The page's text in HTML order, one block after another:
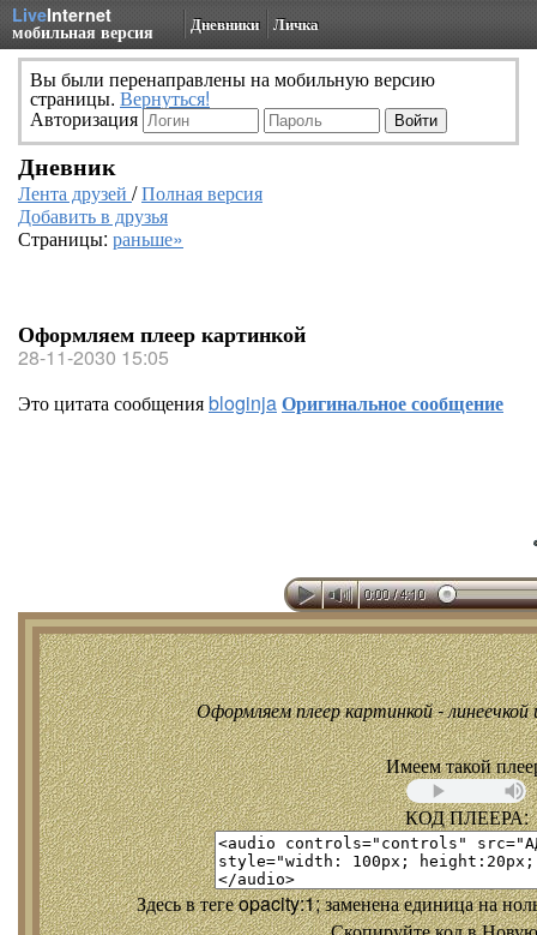
LiveInternet
мобильная версия Дневники Личка
Вы были перенаправлены на мобильную версию
страницы. Вернуться!
Авторизация
Дневник
Лента друзей /Полная версия
Добавить в друзья
Страницы: раньше»
Оформляем плеер картинкой
28-11-2030 15:05
Это цитата сообщенияbloginjaОригинальное сообщение
Оформляем плеер картинкой - линеечкой
Имеем такой
КОД ПЛЕЕРА:
Здесь в теге opacity:1; заменена единица на